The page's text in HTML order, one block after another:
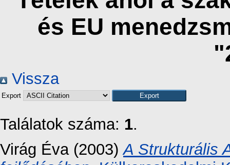
és EU
Vissza
Export
Találatok száma: 1.
Virág Éva (2003)A Strukturális